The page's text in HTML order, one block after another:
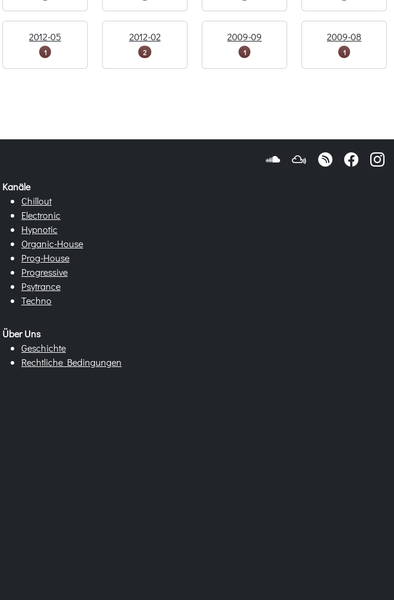
2012-05
1
2012-02
2
2009-09
1
2009-08
1
Kanäle
Chillout
Electronic
Hypnotic
Organic-House
Prog-House
Progressive
Psytrance
Techno
Über Uns
Geschichte
Rechtliche Bedingungen